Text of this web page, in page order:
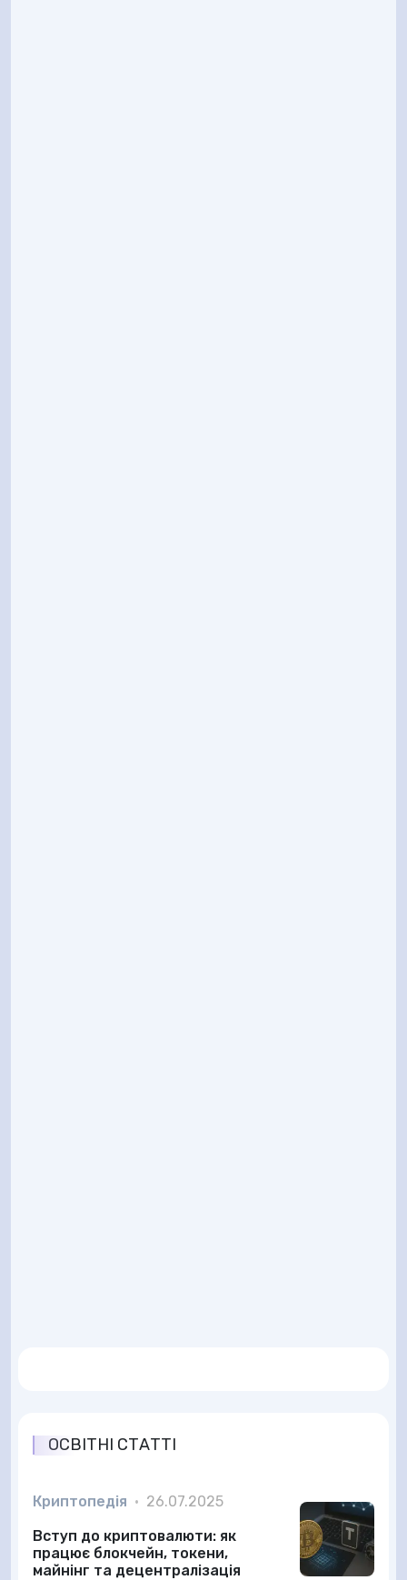
ОСВІТНІ СТАТТІ
Криптопедія • 26.07.2025
Вступ до криптовалюти: як
працює блокчейн, токени,
майнінг та децентралізація